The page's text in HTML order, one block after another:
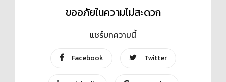
ขออภัยในความไม่สะดวก
แชร์บทความนี้
Facebook Twitter